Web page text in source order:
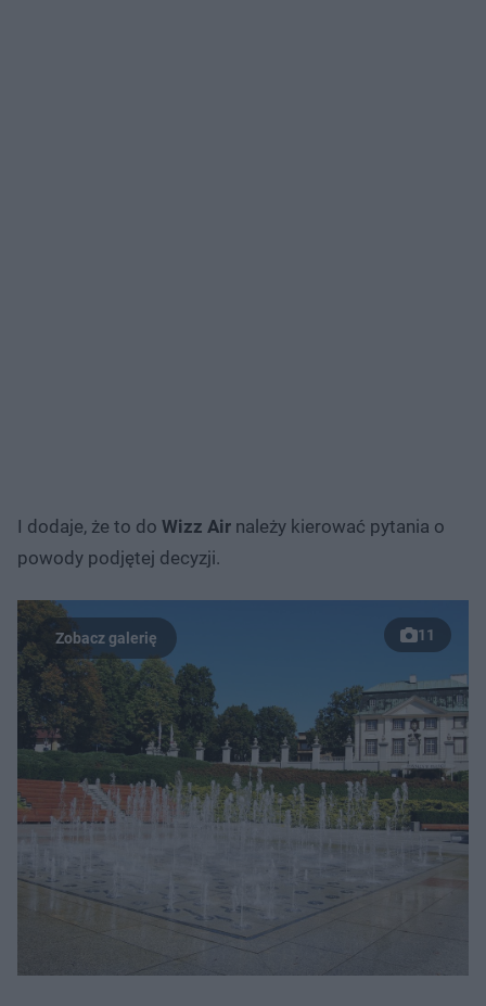
I dodaje, że to do Wizz Air należy kierować pytania o
powody podjętej decyzji.
11